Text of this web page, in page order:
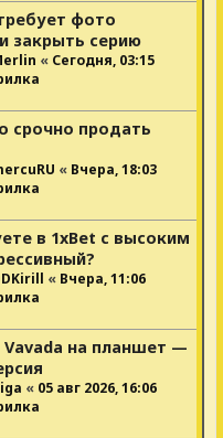
фото
закрыть серию
« Сегодня, 03:15
срочно продать
« Вчера, 18:03
в 1xBet с высоким
« Вчера, 11:06
Vavada на планшет —
« 05 авг 2026, 16:06